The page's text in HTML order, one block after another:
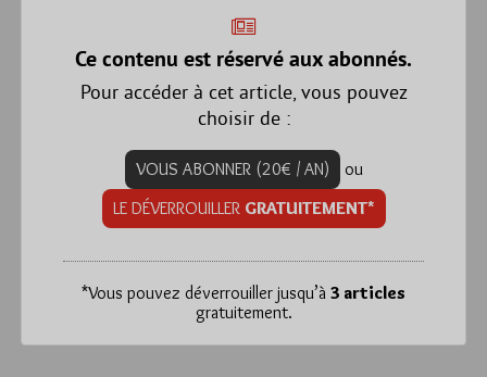
Ce contenu est réservé aux abonnés.
Pour accéder à cet article, vous pouvez
choisir de :
VOUS ABONNER (20€ / AN)
ou
LE DÉVERROUILLER GRATUITEMENT*
*Vous pouvez déverrouiller jusqu’à 3 articles
gratuitement.